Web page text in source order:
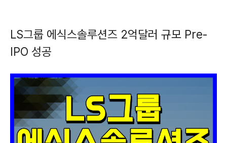
LS그룹 에식스솔루션즈 2억달러 규모 Pre-
IPO 성공